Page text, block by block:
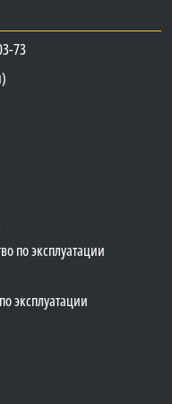
73
по эксплуатации
эксплуатации